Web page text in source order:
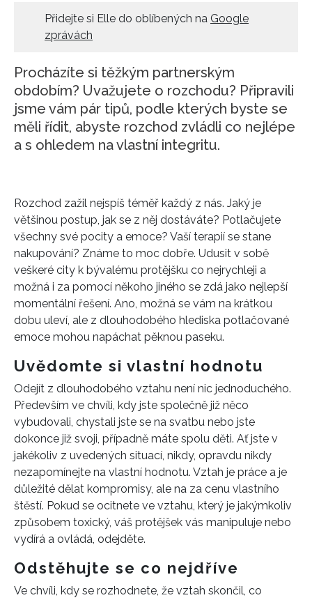
Přidejte si Elle do oblíbených na Google
zprávách
Procházíte si těžkým partnerským
obdobím? Uvažujete o rozchodu? Připravili
jsme vám pár tipů, podle kterých byste se
měli řídit, abyste rozchod zvládli co nejlépe
a s ohledem na vlastní integritu.
Rozchod zažil nejspíš téměř každý z nás. Jaký je
většinou postup, jak se z něj dostáváte? Potlačujete
všechny své pocity a emoce? Vaší terapií se stane
nakupování? Známe to moc dobře. Udusit v sobě
veškeré city k bývalému protějšku co nejrychleji a
možná i za pomocí někoho jiného se zdá jako nejlepší
momentální řešení. Ano, možná se vám na krátkou
dobu uleví, ale z dlouhodobého hlediska potlačované
emoce mohou napáchat pěknou paseku.
Uvědomte si vlastní hodnotu
Odejít z dlouhodobého vztahu není nic jednoduchého.
Především ve chvíli, kdy jste společně již něco
vybudovali, chystali jste se na svatbu nebo jste
dokonce již svoji, případně máte spolu děti. Ať jste v
jakékoliv z uvedených situací, nikdy, opravdu nikdy
nezapomínejte na vlastní hodnotu. Vztah je práce a je
důležité dělat kompromisy, ale na za cenu vlastního
štěstí. Pokud se ocitnete ve vztahu, který je jakýmkoliv
způsobem toxický, váš protějšek vás manipuluje nebo
vydírá a ovládá, odejděte.
Odstěhujte se co nejdříve
Ve chvíli, kdy se rozhodnete, že vztah skončil, co